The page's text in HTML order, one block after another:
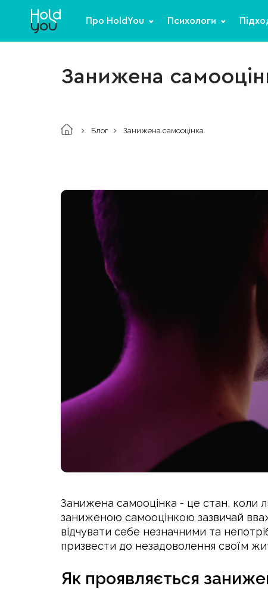
Про HoldYou Психологи
Занижена
Блог Занижена самооцінка
Занижена самооцінка - це стан, коли
заниженою самооцінкою зазвичай
відчувати себе незначними та
призвести до незадоволення своїм
Як проявляється